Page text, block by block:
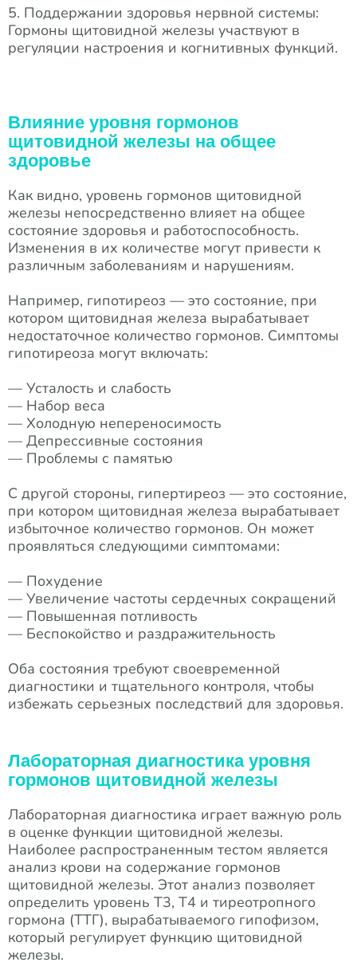
5. Поддержании здоровья нервной системы:
Гормоны щитовидной железы участвуют в
регуляции настроения и когнитивных функций.
Влияние уровня гормонов
щитовидной железы на общее
здоровье
Как видно, уровень гормонов щитовидной
железы непосредственно влияет на общее
состояние здоровья и работоспособность.
Изменения в их количестве могут привести к
различным заболеваниям и нарушениям.
Например, гипотиреоз — это состояние, при
котором щитовидная железа вырабатывает
недостаточное количество гормонов. Симптомы
гипотиреоза могут включать:
— Усталость и слабость
— Набор веса
— Холодную непереносимость
— Депрессивные состояния
— Проблемы с памятью
С другой стороны, гипертиреоз — это состояние,
при котором щитовидная железа вырабатывает
избыточное количество гормонов. Он может
проявляться следующими симптомами:
— Похудение
— Увеличение частоты сердечных сокращений
— Повышенная потливость
— Беспокойство и раздражительность
Оба состояния требуют своевременной
диагностики и тщательного контроля, чтобы
избежать серьезных последствий для здоровья.
Лабораторная диагностика уровня
гормонов щитовидной железы
Лабораторная диагностика играет важную роль
в оценке функции щитовидной железы.
Наиболее распространенным тестом является
анализ крови на содержание гормонов
щитовидной железы. Этот анализ позволяет
определить уровень Т3, Т4 и тиреотропного
гормона (ТТГ), вырабатываемого гипофизом,
который регулирует функцию щитовидной
железы.